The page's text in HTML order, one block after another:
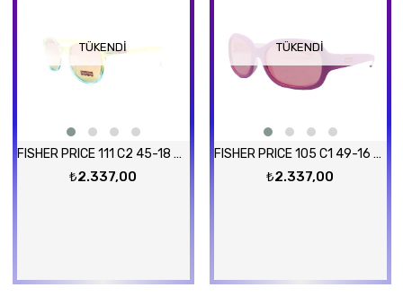
TÜKENDI
FISHER PRICE 111 C2 45-18 Güneş Gözlüğü
₺2.337,00
TÜKENDI
FISHER PRICE 105 C1 49-16 Güneş Gözlüğü
₺2.337,00